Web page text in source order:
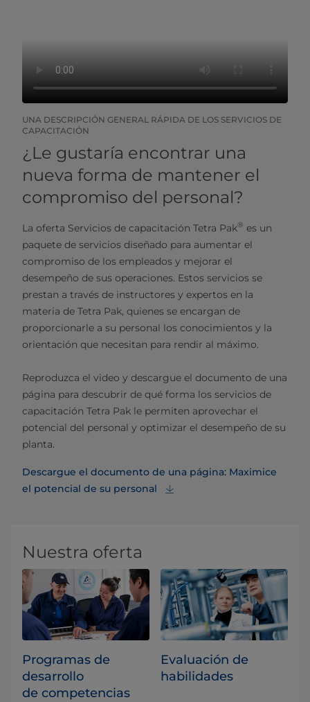
UNA DESCRIPCIÓN GENERAL RÁPIDA DE LOS SERVICIOS DE
CAPACITACIÓN
¿Le gustaría encontrar una
nueva forma de mantener el
compromiso del personal?
La oferta Servicios de capacitación Tetra Pak® es un
paquete de servicios diseñado para aumentar el
compromiso de los empleados y mejorar el
desempeño de sus operaciones. Estos servicios se
prestan a través de instructores y expertos en la
materia de Tetra Pak, quienes se encargan de
proporcionarle a su personal los conocimientos y la
orientación que necesitan para rendir al máximo.
Reproduzca el video y descargue el documento de una
página para descubrir de qué forma los servicios de
capacitación Tetra Pak le permiten aprovechar el
potencial del personal y optimizar el desempeño de su
planta.
Descargue el documento de una página: Maximice
el potencial de su personal
Nuestra oferta
Programas de
desarrollo
de competencias
Evaluación de
habilidades